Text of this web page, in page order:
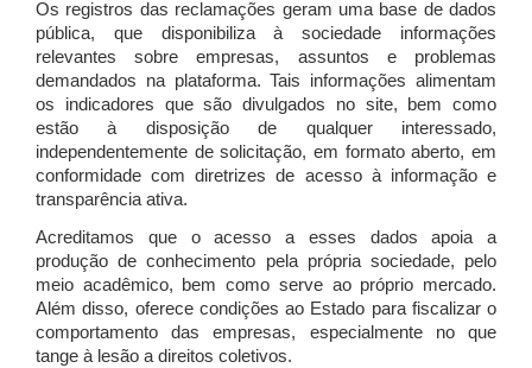
Os registros das reclamações geram uma base de dados
pública, que disponibiliza à sociedade informações
relevantes sobre empresas, assuntos e problemas
demandados na plataforma. Tais informações alimentam
os indicadores que são divulgados no site, bem como
estão à disposição de qualquer interessado,
independentemente de solicitação, em formato aberto, em
conformidade com diretrizes de acesso à informação e
transparência ativa.
Acreditamos que o acesso a esses dados apoia a
produção de conhecimento pela própria sociedade, pelo
meio acadêmico, bem como serve ao próprio mercado.
Além disso, oferece condições ao Estado para fiscalizar o
comportamento das empresas, especialmente no que
tange à lesão a direitos coletivos.